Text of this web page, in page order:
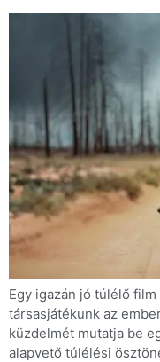
Egy igazán jó túlélő
társasjátékunk az
küzdelmét mutatja be
alapvető túlélési